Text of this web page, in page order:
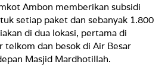
Ambon memberikan subsidi
setiap paket dan sebanyak 1.800
di dua lokasi, pertama di
telkom dan besok di Air Besar
Masjid Mardhotillah.